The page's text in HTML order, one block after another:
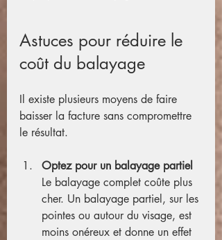
Astuces pour réduire le
coût du balayage
Il existe plusieurs moyens de faire
baisser la facture sans compromettre
le résultat.
Optez pour un balayage partiel
Le balayage complet coûte plus
cher. Un balayage partiel, sur les
pointes ou autour du visage, est
moins onéreux et donne un effet